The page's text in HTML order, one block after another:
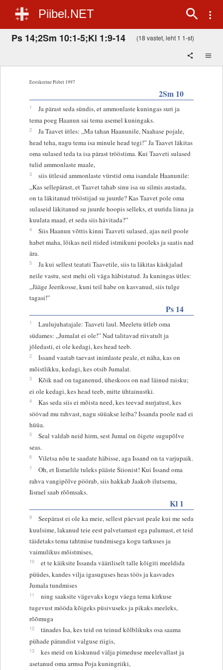
Piibel.NET
Ps 14;2Sm 10:1-5;Kl 1:9-14 (18 vastet, leht 1 1-st)
Eestikeelne Piibel 1997
2Sm 10
1
Ja pärast seda sündis, et ammonlaste kuningas suri ja
tema poeg Haanun sai tema asemel kuningaks.
2
Ja Taavet ütles: „Ma tahan Haanunile, Naahase pojale,
head teha, nagu tema isa minule head tegi!” Ja Taavet läkitas
oma sulased teda ta isa pärast trööstima. Kui Taaveti sulased
tulid ammonlaste maale,
3
siis ütlesid ammonlaste vürstid oma isandale Haanunile:
„Kas sellepärast, et Taavet tahab sinu isa su silmis austada,
on ta läkitanud trööstijad su juurde? Kas Taavet pole oma
sulaseid läkitanud su juurde hoopis selleks, et uurida linna ja
kuulata maad, et seda siis hävitada?”
4
Siis Haanun võttis kinni Taaveti sulased, ajas neil poole
habet maha, lõikas neil riided istmikuni pooleks ja saatis nad
ära.
5
Ja kui sellest teatati Taavetile, siis ta läkitas käskjalad
neile vastu, sest mehi oli väga häbistatud. Ja kuningas ütles:
„Jääge Jeerikosse, kuni teil habe on kasvanud, siis tulge
tagasi!”
Ps 14
1
Laulujuhatajale: Taaveti laul. Meeletu ütleb oma
südames: „Jumalat ei ole!” Nad talitavad riivatult ja
jõledasti, ei ole kedagi, kes head teeb.
2
Issand vaatab taevast inimlaste peale, et näha, kas on
mõistlikku, kedagi, kes otsib Jumalat.
3
Kõik nad on taganenud, üheskoos on nad läinud raisku;
ei ole kedagi, kes head teeb, mitte ühtainustki.
4
Kas seda siis ei mõista need, kes teevad nurjatust, kes
söövad mu rahvast, nagu süüakse leiba? Issanda poole nad ei
hüüa.
5
Seal valdab neid hirm, sest Jumal on õigete sugupõlve
seas.
6 Viletsa nõu te saadate häbisse, aga Issand on ta varjupaik.
7
Oh, et Iisraelile tuleks pääste Siionist! Kui Issand oma
rahva vangipõlve pöörab, siis hakkab Jaakob ilutsema,
Iisrael saab rõõmsaks.
Kl 1
9
Seepärast ei ole ka meie, sellest päevast peale kui me seda
kuulsime, lakanud teie eest palvetamast ega palumast, et teid
täidetaks tema tahtmise tundmisega kogu tarkuses ja
vaimulikus mõistmises,
10
et te käiksite Issanda vääriliselt talle kõigiti meeldida
püüdes, kandes vilja igasuguses heas töös ja kasvades
Jumala tundmises
11
ning saaksite vägevaks kogu väega tema kirkuse
tugevust mööda kõigeks püsivuseks ja pikaks meeleks,
rõõmuga
12
tänades Isa, kes teid on teinud kõlblikuks osa saama
pühade pärandist valguse riigis,
13
kes meid on kiskunud välja pimeduse meelevallast ja
asetanud oma armsa Poja kuningriiki,